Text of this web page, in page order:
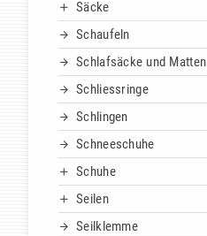
Säcke
Schaufeln
Schlafsäcke und Matten
Schliessringe
Schlingen
Schneeschuhe
Schuhe
Seilen
Seilklemme